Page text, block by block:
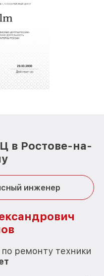
в Ростове-на-
инженер
ремонту техники